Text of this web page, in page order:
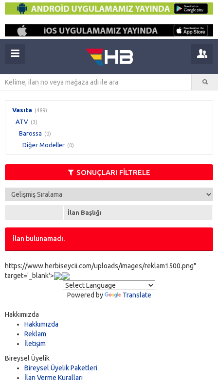
Vasıta (489)
ATV (3)
Barossa (0)
Diğer Modeller (0)
SONUÇLARI FİLTRELE
İlan Başlığı
İlan bulunamadı.
https://www.herbiseycii.com/uploads/images/reklam1500.png"
target='_blank'>
Powered by Translate
Hakkımızda
Hakkımızda
Reklam
İletişim
Bireysel Üyelik
Bireysel Üyelik Paketleri
İlan Verme Kuralları